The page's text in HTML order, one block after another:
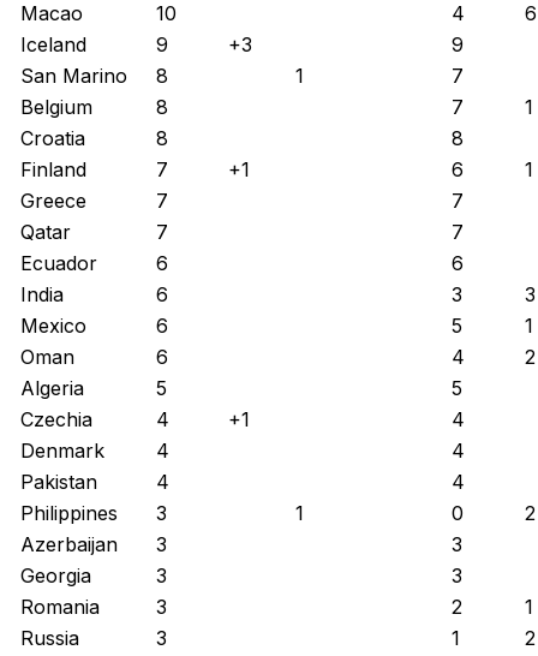
Macao
10 4
6
Iceland
9 +3
9
San Marino
8 1
7
Belgium
8 7
1
Croatia
8
8
Finland
7 +1 6
1
Greece
7
7
Qatar
7
7
Ecuador
6
6
India
6 3
3
Mexico
6 5
1
Oman
6 4
2
Algeria
5
5
Czechia
4 +1
4
Denmark
4
4
Pakistan
4
4
Philippines
3 1 0
2
Azerbaijan
3
3
Georgia
3
3
Romania
3 2
1
Russia
3 1
2